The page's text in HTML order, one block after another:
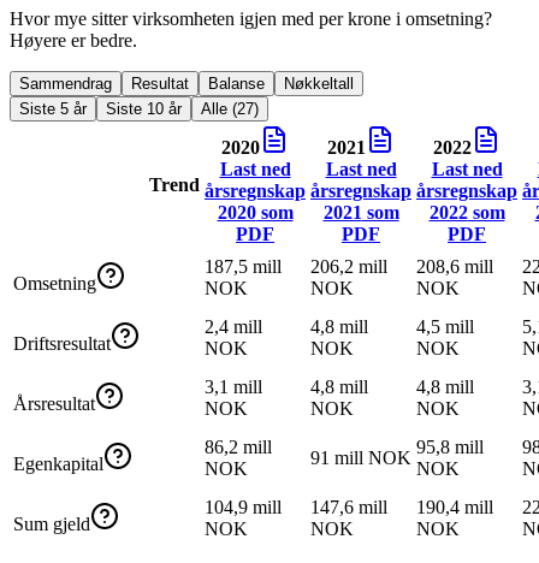
Hvor mye sitter virksomheten igjen med per krone i omsetning?
Høyere er bedre.
Sammendrag Resultat Balanse
Nøkkeltall
Siste 5 år
Siste 10 år Alle (27)
Trend
2020
Last ned
årsregnskap
2020som
PDF
2021
Last ned
årsregnskap
2021 som
PDF
2022
Last ned
årsregnskap
2022som
PDF
Omsetning
187,5 mill
NOK
206,2 mill
NOK
208,6 mill
NOK
Driftsresultat
2,4 mill
NOK
4,8 mill
NOK
4,5 mill
NOK
Årsresultat
3,1 mill
NOK
4,8 mill
NOK
4,8 mill
NOK
Egenkapital
86,2 mill
NOK
91 mill NOK
95,8 mill
NOK
Sum gjeld
104,9 mill
NOK
147,6 mill
NOK
190,4 mill
NOK